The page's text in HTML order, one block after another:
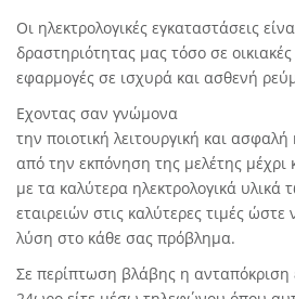
Οι ηλεκτρολογικές εγκαταστάσεις
δραστηριότητας μας τόσο σε
εφαρμογές σε ισχυρά και ασθενή
Εχοντας σαν γνώμονα
την ποιοτική λειτουργική και
από την εκπόνηση της μελέτης μέχρι
με τα καλύτερα ηλεκτρολογικά υλικά
εταιρειών στις καλύτερες τιμές
λύση στο κάθε σας πρόβλημα.
Σε περίπτωση βλάβης η ανταπόκριση